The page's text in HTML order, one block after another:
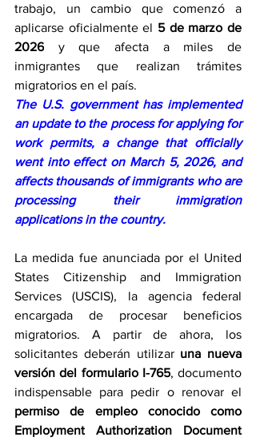
trabajo, un cambio que comenzó a
aplicarse oficialmente el 5 de marzo de
2026 y que afecta a miles de
inmigrantes que realizan trámites
migratorios en el país.
The U.S. government has implemented
an update to the process for applying for
work permits, a change that officially
went into effect on March 5, 2026, and
affects thousands of immigrants who are
processing their immigration
applications in the country.
La medida fue anunciada por el United
States Citizenship and Immigration
Services (USCIS), la agencia federal
encargada de procesar beneficios
migratorios. A partir de ahora, los
solicitantes deberán utilizar una nueva
versión del formulario I-765, documento
permiso de empleo conocido como
Employment Authorization Document